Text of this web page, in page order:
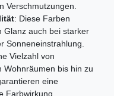
Verschmutzungen.
: Diese Farben
Glanz auch bei starker
Sonneneinstrahlung.
Vielzahl von
Wohnräumen bis hin zu
eine
Farbwirkung.